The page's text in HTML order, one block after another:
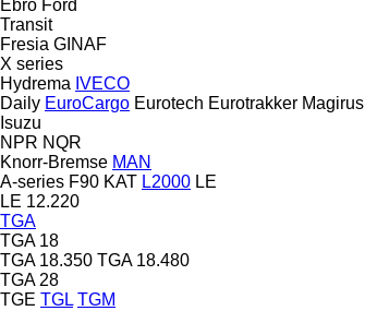
Ebro Ford
Transit
Fresia GINAF
X series
Hydrema IVECO
Daily EuroCargo Eurotech Eurotrakker Magirus
Isuzu
NPR NQR
Knorr-Bremse MAN
A-series F90 KAT L2000 LE
LE 12.220
TGA
TGA 18
TGA 18.350 TGA 18.480
TGA 28
TGE TGL TGM